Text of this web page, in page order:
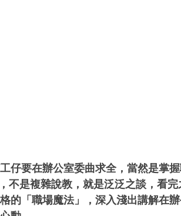
仔要在辦公室委曲求全，當然是掌
不是複雜說教，就是泛泛之談，看完
的「職場魔法」，深入淺出講解在